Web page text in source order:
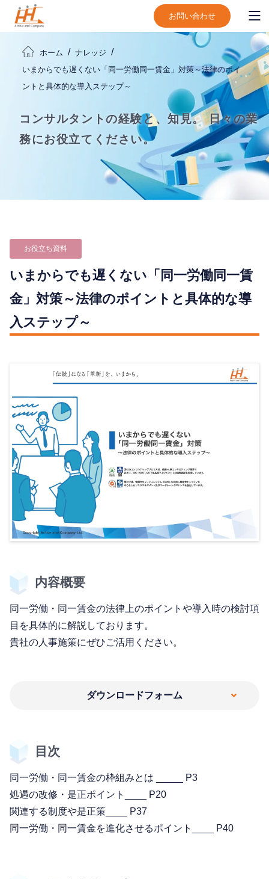
お問い合わせ
ホーム
ナレッジ
いまからでも遅くない「同一労働同一賃金」対策～法律のポイ
ントと具体的な導入ステップ～
コンサルタントの経験と、知見。日々の業
務にお役立てください。
お役立ち資料
いまからでも遅くない「同一労働同一賃
金」対策～法律のポイントと具体的な導
入ステップ～
内容概要
同一労働・同一賃金の法律上のポイントや導入時の検討項
目を具体的に解説しております。
貴社の人事施策にぜひご活用ください。
ダウンロードフォーム
目次
同一労働・同一賃金の枠組みとは _____ P3
処遇の改修・是正ポイント____ P20
関連する制度や是正策____ P37
同一労働・同一賃金を進化させるポイント____ P40